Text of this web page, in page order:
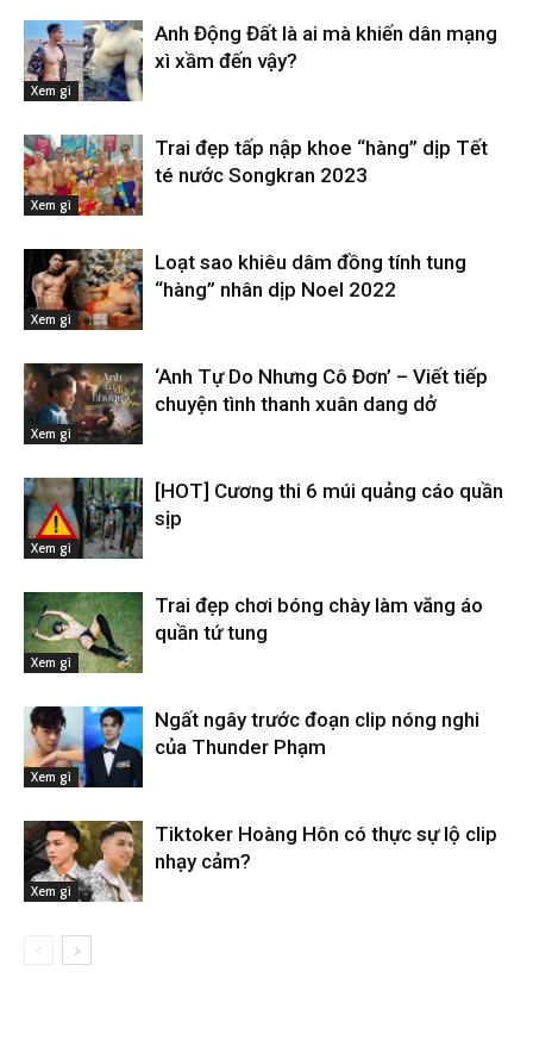
Xem gì
Anh Động Đất là ai mà khiến dân mạng
xì xầm đến vậy?
Xem gì
Trai đẹp tấp nập khoe “hàng” dịp Tết
té nước Songkran 2023
Xem gì
Loạt sao khiêu dâm đồng tính tung
“hàng” nhân dịp Noel 2022
Xem gì
‘Anh Tự Do Nhưng Cô Đơn’ – Viết tiếp
chuyện tình thanh xuân dang dở
Xem gì
[HOT] Cương thi 6 múi quảng cáo quần
sịp
Xem gì
Trai đẹp chơi bóng chày làm văng áo
quần tứ tung
Xem gì
Ngất ngây trước đoạn clip nóng nghi
của Thunder Phạm
Xem gì
Tiktoker Hoàng Hôn có thực sự lộ clip
nhạy cảm?